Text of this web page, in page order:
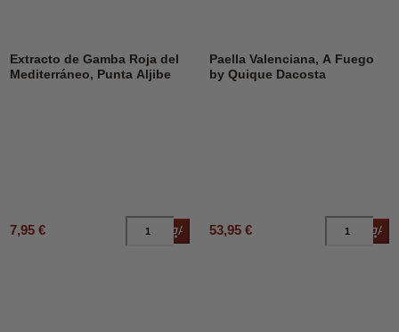
Extracto de Gamba Roja del
Mediterráneo, Punta Aljibe
7,95 € Añadir al carrito
Paella Valenciana, A Fuego
by Quique Dacosta
53,95 €